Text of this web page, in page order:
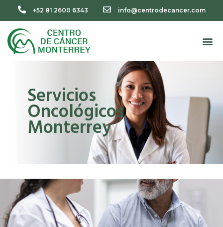
+52 81 2600 6343 info@centrodecancer.com
Servicios
Oncológicos
Monterrey